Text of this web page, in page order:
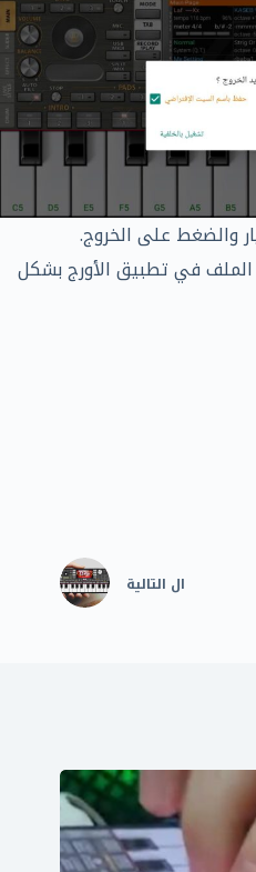
والضغط على الخروج.
في تطبيق الأورج بشكل
ال التالية